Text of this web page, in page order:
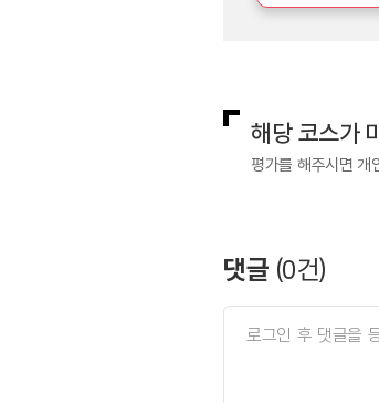
해당 코스가
평가를 해주시면 개
댓글 (0건)